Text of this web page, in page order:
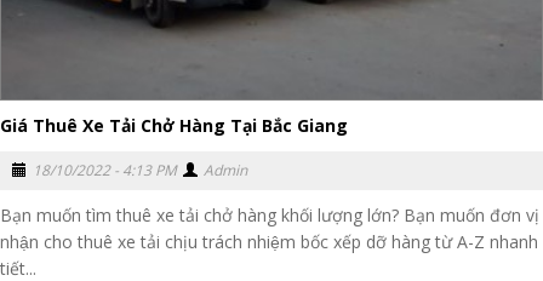
Giá Thuê Xe Tải Chở Hàng Tại Bắc Giang
18/10/2022 - 4:13 PM Admin
Bạn muốn tìm thuê xe tải chở hàng khối lượng lớn? Bạn muốn đơn vị
nhận cho thuê xe tải chịu trách nhiệm bốc xếp dỡ hàng từ A-Z nhanh
tiết...